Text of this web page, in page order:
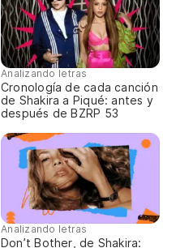
Analizando letras
Cronología de cada canción
de Shakira a Piqué: antes y
después de BZRP 53
Analizando letras
Don’t Bother, de Shakira: